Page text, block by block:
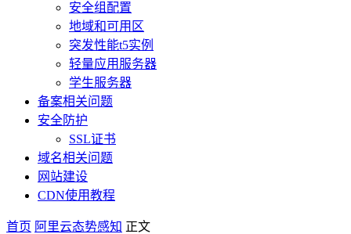
安全组配置
地域和可用区
突发性能t5实例
轻量应用服务器
学生服务器
备案相关问题
安全防护
SSL证书
域名相关问题
网站建设
CDN使用教程
首页 阿里云态势感知 正文